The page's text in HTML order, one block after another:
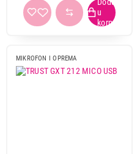
MIKROFON I OPREMA